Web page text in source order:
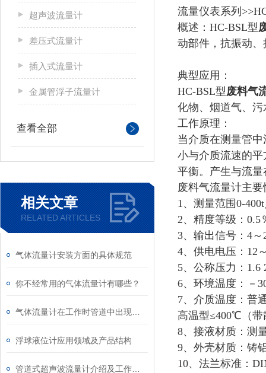
超声波流量计
差压式流量计
插入式流量计
金属管浮子流量计
查看全部
相关文章
RELATED ARTICLES
气体流量计安装方面的具体规范
你不经常用的气体流量计有哪些？
浮球液位计应用领域及产品结构
流量仪表系列
概述：HC-BSL型
动部件，抗振动
典型应用：
HC-BSL型废料气
化物、烟道气、
工作原理：
当介质在测量管
小与介质流速的
平衡。产生与流
废料气流量计主
1、测量范围0-
2、精度等级：0.5
3、输出信号：4
4、供电电压：12
5、公称压力：1.6
6、环境温度：－
7、介质温度：普
高温型≤400℃（带
8、接液材质：测
9、外壳材质：铸
10、法兰标准：